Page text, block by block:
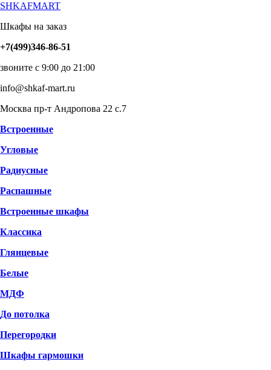
SHKAFMART
Шкафы на заказ
+7(499)346-86-51
звоните с 9:00 до 21:00
info@shkaf-mart.ru
Москва пр-т Андропова 22 с.7
Встроенные
Угловые
Радиусные
Распашные
Встроенные шкафы
Классика
Глянцевые
Белые
МДФ
До потолка
Перегородки
Шкафы гармошки